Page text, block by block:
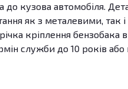
до кузова автомобіля.
як з металевими, так
кріплення бензобака
служби до 10 років або